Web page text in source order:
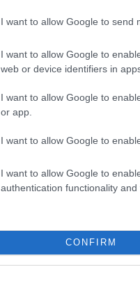
I want to allow Google to send
I want to allow Google to
web or device identifiers in
I want to allow Google to
or app.
I want to allow Google to
I want to allow Google to
authentication functionality
CONFIRM